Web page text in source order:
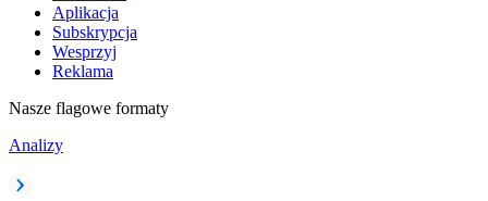
Aplikacja
Subskrypcja
Wesprzyj
Reklama
Nasze flagowe formaty
Analizy